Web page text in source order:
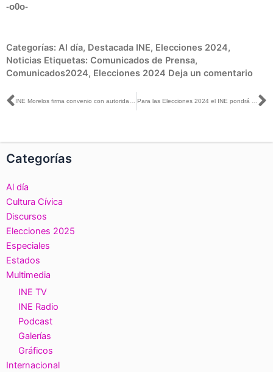
-o0o-
Categorías: Al día, Destacada INE, Elecciones 2024,
Noticias Etiquetas: Comunicados de Prensa,
Comunicados2024, Elecciones 2024 Deja un comentario
Ant INE Morelos firma convenio con autoridades educativas para la instalación de 430 casillas en escuelas Para las Elecciones 2024 el INE pondrá a disposición de la ciudadanía el PREP
Categorías
Al día
Cultura Cívica
Discursos
Elecciones 2025
Especiales
Estados
Multimedia
INE TV
INE Radio
Podcast
Galerías
Gráficos
Internacional